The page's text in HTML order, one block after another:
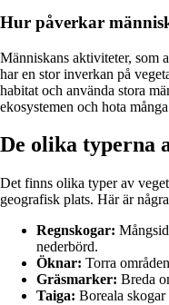
Hur påverkar
Människans aktiviteter, som
har en stor inverkan på
habitat och använda stora
ekosystemen och hota
De olika typerna
Det finns olika typer av
geografisk plats. Här är
Regnskogar:
nederbörd.
Öknar: Torra
Gräsmarker: Breda
Taiga: Boreala skogar